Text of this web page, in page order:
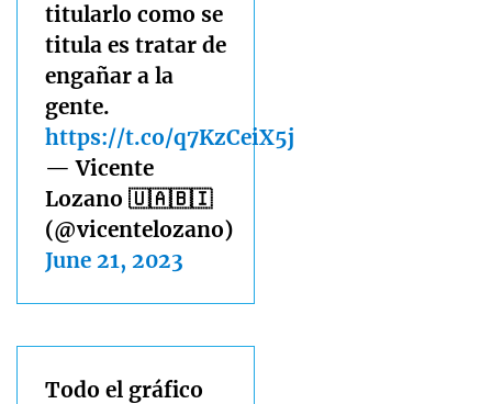
titularlo como se
titula es tratar de
engañar a la
gente.
https://t.co/q7KzCeiX5j
— Vicente
Lozano 🇺🇦🇧🇮
(@vicentelozano)
June 21, 2023
Todo el gráfico